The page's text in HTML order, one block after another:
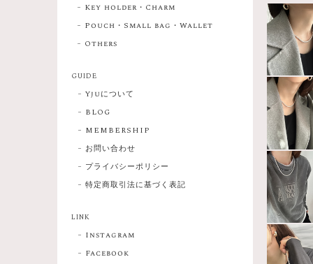
Key holder・Charm
Pouch・Small bag・Wallet
Others
GUIDE
Yjuについて
BLOG
MEMBERSHIP
お問い合わせ
プライバシーポリシー
特定商取引法に基づく表記
LINK
Instagram
Facebook